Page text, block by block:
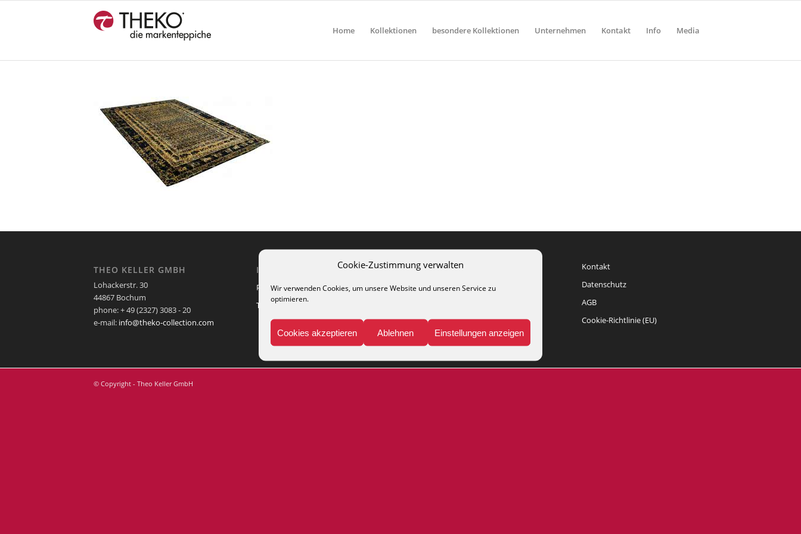
Cookie-Zustimmung verwalten
Wir verwenden Cookies, um unsere Website und unseren Service zu
optimieren.
Cookies akzeptieren Ablehnen Einstellungen anzeigen
Home Kollektionen besondere Kollektionen Unternehmen Kontakt Info Media
THEO KELLER GMBH
Lohackerstr. 30
44867 Bochum
phone: + 49 (2327) 3083 - 20
e-mail: info@theko-collection.com
INFO
Pflegehinweise
Teppich-Lexikon
MEDIA
Kataloge
Presse
Kontakt
Datenschutz
AGB
Cookie-Richtlinie (EU)
© Copyright - Theo Keller GmbH